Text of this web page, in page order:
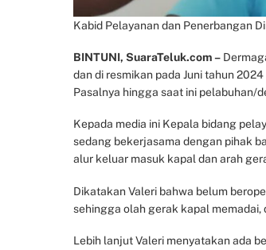
Kabid Pelayanan dan Penerbangan
BINTUNI, SuaraTeluk.com –
dan di resmikan pada Juni tahun
Pasalnya hingga saat ini pelabuhan/
Kepada media ini Kepala bidang
sedang bekerjasama dengan pihak
alur keluar masuk kapal dan arah
Dikatakan Valeri bahwa belum
sehingga olah gerak kapal
Lebih lanjut Valeri menyatakan ada